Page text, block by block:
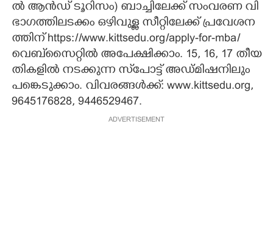
ൽ​ ​ആ​ൻ​ഡ് ​ടൂ​റി​സം​)​ ​ബാ​ച്ചി​ലേ​ക്ക് ​സം​വ​ര​ണ​ ​വി​
ഭാ​ഗ​ത്തി​ല​ട​ക്കം​ ​ഒ​ഴി​വു​ള്ള​ ​സീ​റ്റി​ലേ​ക്ക് ​പ്ര​വേ​ശ​ന​
ത്തി​ന് ​h​t​t​p​s​:​/​/​w​w​w.​k​i​t​t​s​e​d​u.​o​r​g​/​a​p​p​l​y​-​f​o​r​-​m​b​a​/​ ​
വെ​ബ്‌​സൈ​റ്റി​ൽ​ ​അ​പേ​ക്ഷി​ക്കാം.​ 15,​ 16,​ 17​ ​തീ​യ​
തി​ക​ളി​ൽ​ ​ന​ട​ക്കു​ന്ന​ ​സ്‌​പോ​ട്ട് ​അ​ഡ്മി​ഷ​നി​ലും​ ​
പ​ങ്കെ​ടു​ക്കാം.​ ​വി​വ​ര​ങ്ങ​ൾ​ക്ക്:​ ​w​w​w.​k​i​t​t​s​e​d​u.​o​r​g,​
9645176828,​ 9446529467.
ADVERTISEMENT